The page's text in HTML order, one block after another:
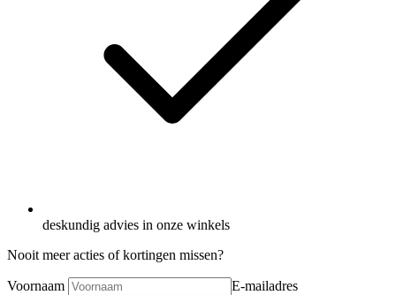
deskundig advies in onze winkels
Nooit meer acties of kortingen missen?
Voornaam E-mailadres